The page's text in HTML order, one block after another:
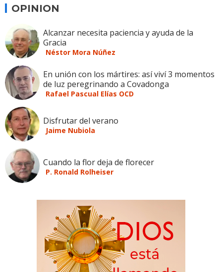
OPINION
Alcanzar necesita paciencia y ayuda de la
Gracia
Néstor Mora Núñez
En unión con los mártires: así viví 3 momentos
de luz peregrinando a Covadonga
Rafael Pascual Elías OCD
Disfrutar del verano
Jaime Nubiola
Cuando la flor deja de florecer
P. Ronald Rolheiser